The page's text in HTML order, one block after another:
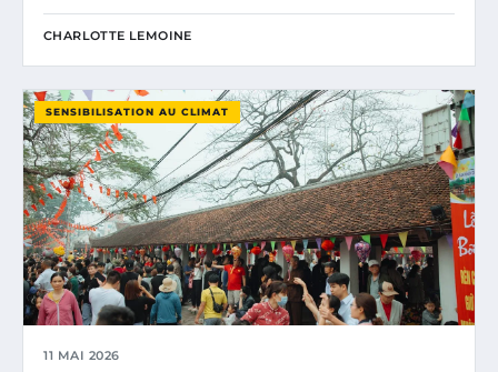
CHARLOTTE LEMOINE
SENSIBILISATION AU CLIMAT
11 MAI 2026